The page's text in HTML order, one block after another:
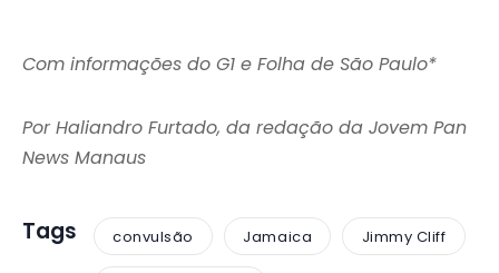
Com informações do G1 e Folha de São Paulo*
Por Haliandro Furtado, da redação da Jovem Pan
News Manaus
Tags convulsão Jamaica Jimmy Cliff